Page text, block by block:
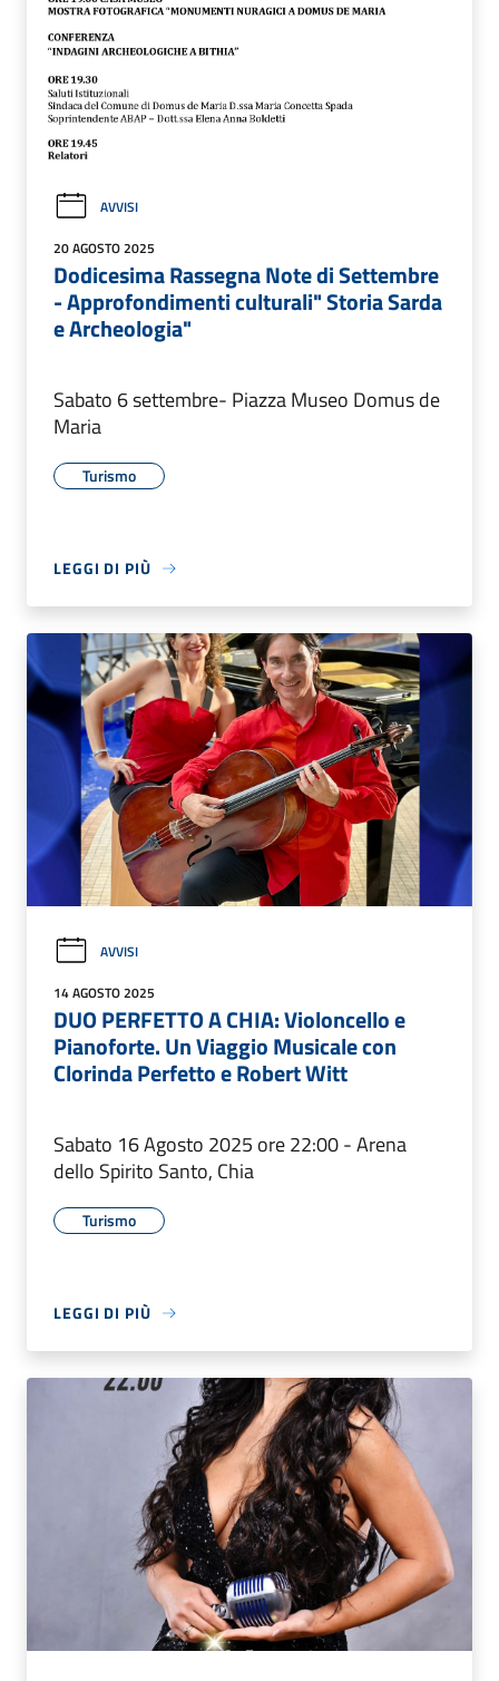
AVVISI
20 AGOSTO 2025
Dodicesima Rassegna Note di Settembre
- Approfondimenti culturali" Storia Sarda
e Archeologia"
Sabato 6 settembre- Piazza Museo Domus de
Maria
Turismo
LEGGI DI PIÙ
AVVISI
14 AGOSTO 2025
DUO PERFETTO A CHIA: Violoncello e
Pianoforte. Un Viaggio Musicale con
Clorinda Perfetto e Robert Witt
Sabato 16 Agosto 2025 ore 22:00 - Arena
dello Spirito Santo, Chia
Turismo
LEGGI DI PIÙ